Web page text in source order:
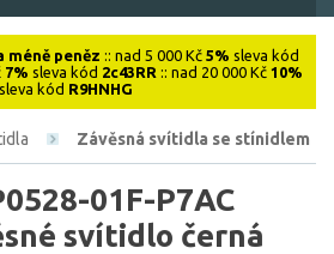
méně peněz :: nad 5 000 Kč 5% sleva kód
7% sleva kód 2c43RR :: nad 20 000 Kč 10%
sleva kód R9HNHG
Závěsná svítidla se stínidlem
01F-P7AC
svítidlo černá